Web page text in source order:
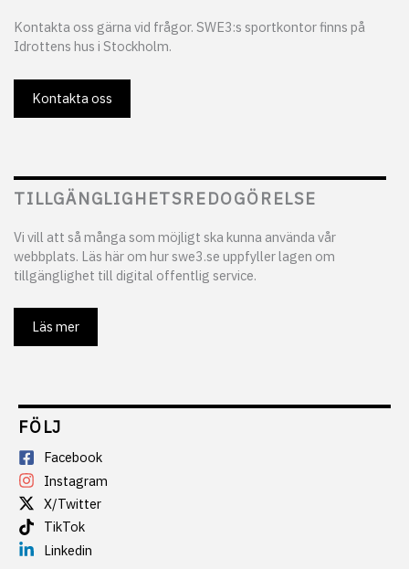
Kontakta oss gärna vid frågor. SWE3:s sportkontor finns på
Idrottens hus i Stockholm.
Kontakta oss
TILLGÄNGLIGHETSREDOGÖRELSE
Vi vill att så många som möjligt ska kunna använda vår
webbplats. Läs här om hur swe3.se uppfyller lagen om
tillgänglighet till digital offentlig service.
Läs mer
FÖLJ
Facebook
Instagram
X/Twitter
TikTok
Linkedin